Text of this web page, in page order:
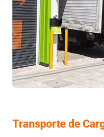
Transporte de